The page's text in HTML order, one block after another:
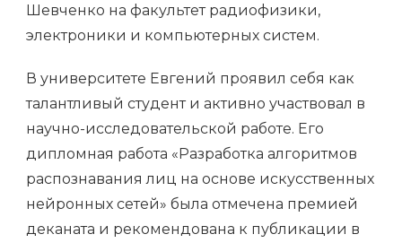
Шевченко на факультет радиофизики,
электроники и компьютерных систем.
В университете Евгений проявил себя как
талантливый студент и активно участвовал в
научно-исследовательской работе. Его
дипломная работа «Разработка алгоритмов
распознавания лиц на основе искусственных
нейронных сетей» была отмечена премией
деканата и рекомендована к публикации в